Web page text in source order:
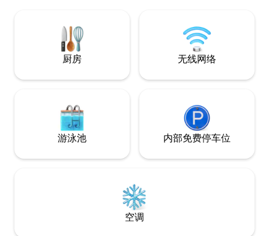
有阳台。 大型室外区域，带花园。泳池正
厨房 无线网络
游泳池 内部免费停车位
空调